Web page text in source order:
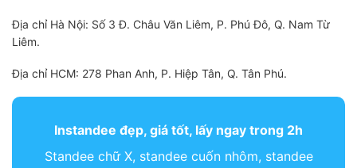
Địa chỉ Hà Nội: Số 3 Đ. Châu Văn Liêm, P. Phú Đô, Q. Nam Từ
Liêm.
Địa chỉ HCM: 278 Phan Anh, P. Hiệp Tân, Q. Tân Phú.
Instandee đẹp, giá tốt, lấy ngay trong 2h
Standee chữ X, standee cuốn nhôm, standee